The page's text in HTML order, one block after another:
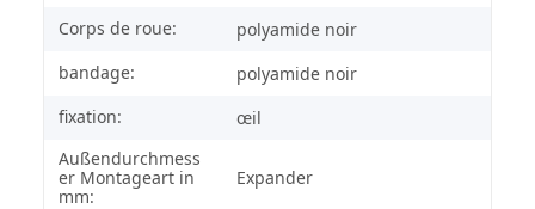
Corps de roue:
polyamide noir
bandage:
polyamide noir
fixation:
œil
Außendurchmess
er Montageart in
mm:
Expander